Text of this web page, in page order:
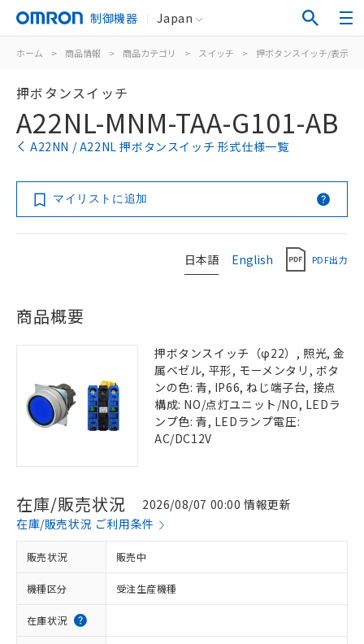
制御機器 Japan
ホーム > 商品情報 > 商品カテゴリ > スイッチ > 押ボタンスイッチ/表示灯
押ボタンスイッチ
A22NL-MNM-TAA-G101-AB
A22NN / A22NL 押ボタンスイッチ 形式仕様一覧
マイリストに追加
日本語 English PDF出力
商品概要
押ボタンスイッチ（φ22）, 照光, 金
属ベゼル, 平形, モーメンタリ, ボタ
ンの色: 青, IP66, ねじ端子台, 接点
構成: NO/点灯ユニット/NO, LEDラ
ンプ色: 青, LEDランプ電圧:
AC/DC12V
在庫/販売状況
2026/08/07 00:00 情報更新
在庫/販売状況 ご利用条件
販売状況 販売中
機種区分 受注生産機種
在庫状況